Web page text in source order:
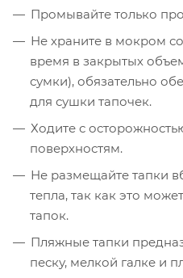
Промывайте только
Не храните в мокром
время в закрытых
сумки), обязательно
для сушки тапочек.
Ходите с
поверхностям.
Не размещайте тапки
тепла, так как это
тапок.
Пляжные тапки
песку, мелкой галке и